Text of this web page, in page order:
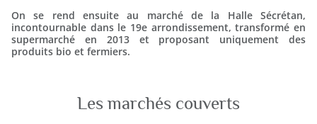
On se rend ensuite au marché de la Halle Sécrétan,
incontournable dans le 19e arrondissement, transformé en
supermarché en 2013 et proposant uniquement des
produits bio et fermiers.
Les marchés couverts